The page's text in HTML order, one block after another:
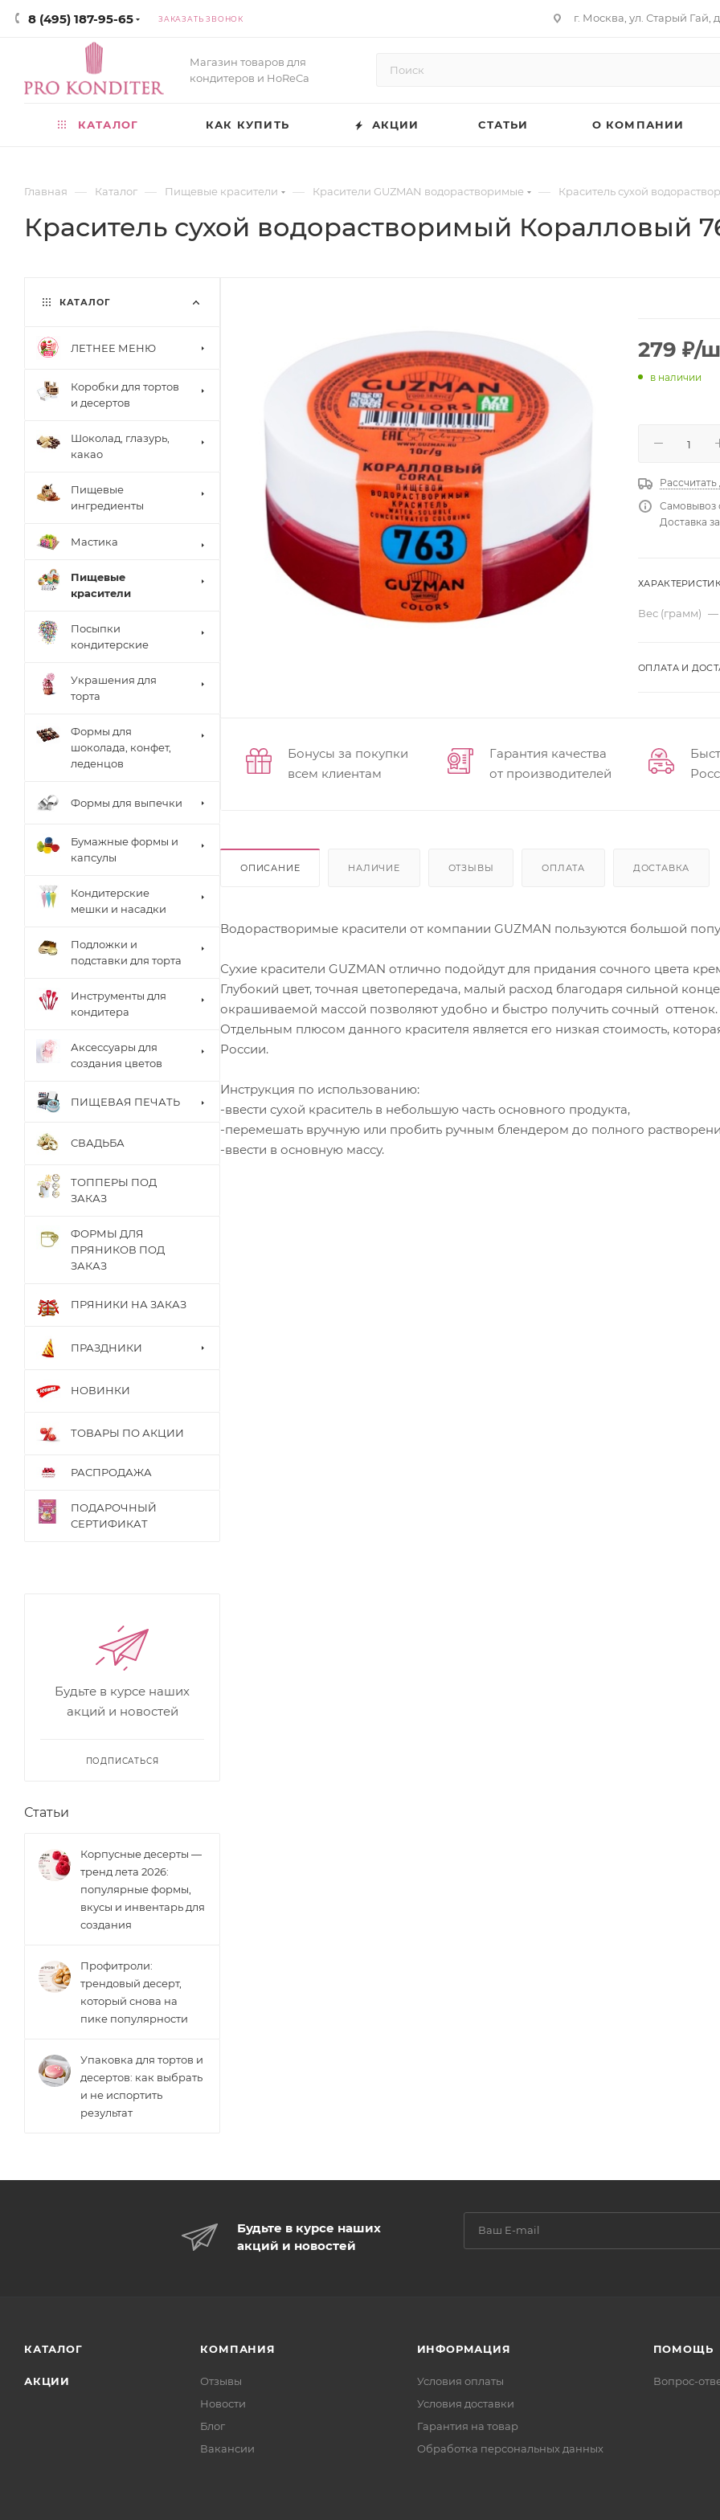
8 (495) 187-95-65 ЗАКАЗАТЬ ЗВОНОК г. Москва, ул. Старый Гай,
Магазин товаров для
кондитеров и HoReCa
КАТАЛОГ КАК КУПИТЬ АКЦИИ СТАТЬИ О КОМПАНИИ
Главная — Каталог — Пищевые красители — Красители GUZMAN водорастворимые — Краситель сухой
Краситель сухой водорастворимый Коралловый
279 ₽/
в наличии
Рассчитать
Самовывоз
Доставка
Вес (грамм) —
ОПЛАТА И
Бонусы за покупки
всем клиентам
Гарантия качества
от производителей
ОПИСАНИЕ НАЛИЧИЕ ОТЗЫВЫ ОПЛАТА ДОСТАВКА
Водорастворимые красители от компании GUZMAN пользуются большой
Сухие красители GUZMAN отлично подойдут для придания сочного цвета
Глубокий цвет, точная цветопередача, малый расход благодаря сильной
окрашиваемой массой позволяют удобно и быстро получить сочный оттенок.
Отдельным плюсом данного красителя является его низкая стоимость,
России.
Инструкция по использованию:
-ввести сухой краситель в небольшую часть основного продукта,
-перемешать вручную или пробить ручным блендером до полного
-ввести в основную массу.
КАТАЛОГ
ЛЕТНЕЕ МЕНЮ
Коробки для тортов
и десертов
Шоколад, глазурь,
какао
Пищевые
ингредиенты
Мастика
Пищевые
красители
Посыпки
кондитерские
Украшения для
торта
Формы для
шоколада, конфет,
леденцов
Формы для выпечки
Бумажные формы и
капсулы
Кондитерские
мешки и насадки
Подложки и
подставки для торта
Инструменты для
кондитера
Аксессуары для
создания цветов
ПИЩЕВАЯ ПЕЧАТЬ
СВАДЬБА
ТОППЕРЫ ПОД
ЗАКАЗ
ФОРМЫ ДЛЯ
ПРЯНИКОВ ПОД
ЗАКАЗ
ПРЯНИКИ НА ЗАКАЗ
ПРАЗДНИКИ
НОВИНКИ
ТОВАРЫ ПО АКЦИИ
РАСПРОДАЖА
ПОДАРОЧНЫЙ
СЕРТИФИКАТ
Будьте в курсе наших
акций и новостей
ПОДПИСАТЬСЯ
Статьи
Корпусные десерты —
тренд лета 2026:
популярные формы,
вкусы и инвентарь для
создания
Профитроли:
трендовый десерт,
который снова на
пике популярности
Упаковка для тортов и
десертов: как выбрать
и не испортить
результат
Будьте в курсе наших
акций и новостей
КАТАЛОГ
АКЦИИ
КОМПАНИЯ
Отзывы
Новости
Блог
Вакансии
ИНФОРМАЦИЯ
Условия оплаты
Условия доставки
Гарантия на товар
Обработка персональных данных
ПОМОЩЬ
Вопрос-